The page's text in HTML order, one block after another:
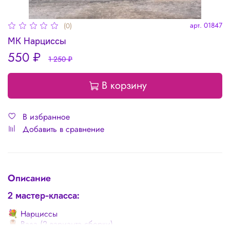
(0) арт. 01847
МК Нарциссы
550 ₽ 1 250 ₽
В корзину
В избранное
Добавить в сравнение
Описание
2 мастер-класса:
💐 Нарциссы
🏺 Ваза (2 варианта сборки)